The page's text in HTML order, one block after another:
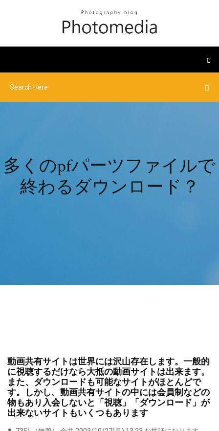
多くのpfパーツファイルで
終わるダウンロード？
動画共有サイトは世界には沢山存在します。一般的
に視聴するだけなら大抵の動画サイトは出来ます。
また、ダウンロードも可能なサイトがほとんどで
す。しかし、動画共有サイトの中には会員制などの
物もあり入会しないと「視聴」「ダウンロード」が
出来ないサイトもいくつもあります